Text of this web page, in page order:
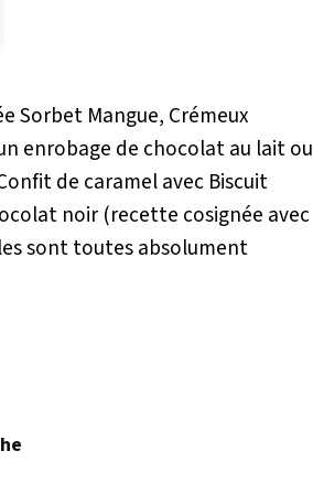
Sorbet Mangue, Crémeux
enrobage de chocolat au lait ou
de caramel avec Biscuit
noir (recette cosignée avec
sont toutes absolument